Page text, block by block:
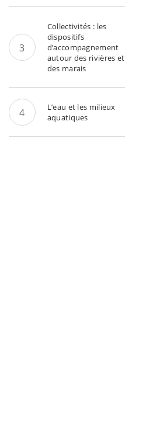
Collectivités : les
dispositifs
d’accompagnement
autour des rivières et
des marais
L’eau et les milieux
aquatiques